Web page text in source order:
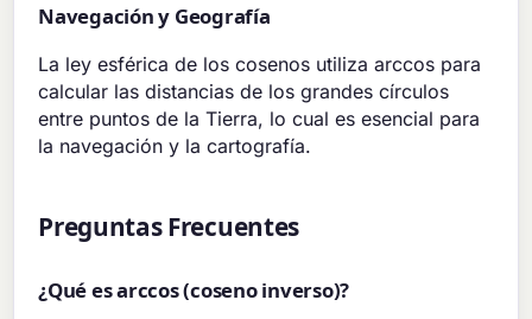
Navegación y Geografía
La ley esférica de los cosenos utiliza arccos para
calcular las distancias de los grandes círculos
entre puntos de la Tierra, lo cual es esencial para
la navegación y la cartografía.
Preguntas Frecuentes
¿Qué es arccos (coseno inverso)?